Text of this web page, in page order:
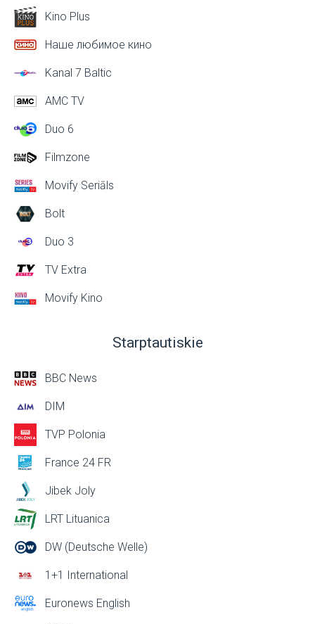
Kino Plus
Наше любимое кино
Kanal 7 Baltic
AMC TV
Duo 6
Filmzone
Movify Seriāls
Bolt
Duo 3
TV Extra
Movify Kino
Starptautiskie
BBC News
DIM
TVP Polonia
France 24 FR
Jibek Joly
LRT Lituanica
DW (Deutsche Welle)
1+1 International
Euronews English